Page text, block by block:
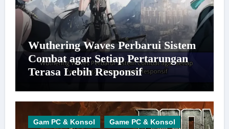
Wuthering Waves Perbarui Sistem
Combat agar Setiap Pertarungan
Terasa Lebih Responsif
Gam PC & Konsol
Game PC & Konsol